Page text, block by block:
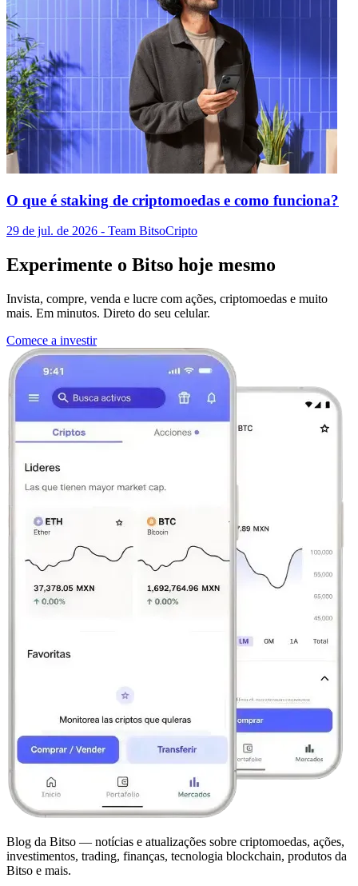
O que é staking de criptomoedas e como funciona?
29 de jul. de 2026 - Team BitsoCripto
Experimente o Bitso hoje mesmo
Invista, compre, venda e lucre com ações, criptomoedas e muito
mais. Em minutos. Direto do seu celular.
Comece a investir
Blog da Bitso — notícias e atualizações sobre criptomoedas, ações,
investimentos, trading, finanças, tecnologia blockchain, produtos da
Bitso e mais.